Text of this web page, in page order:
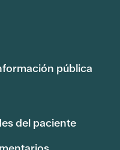
pública
del paciente